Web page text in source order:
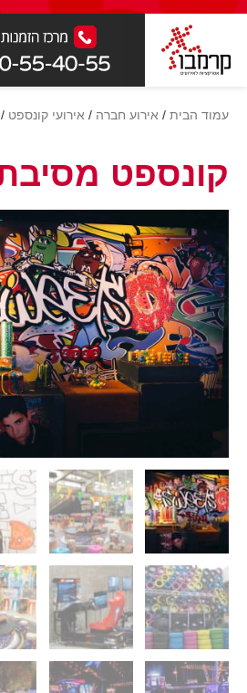
עמוד הבית / אירוע חברה / אירועי קונספט
קונספט